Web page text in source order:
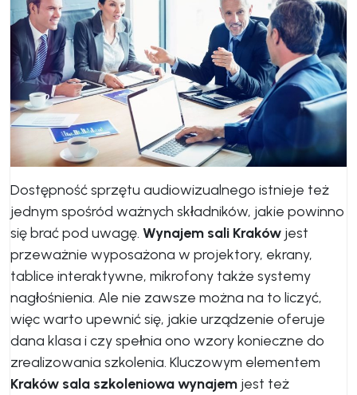
Dostępność sprzętu audiowizualnego istnieje też
jednym spośród ważnych składników, jakie powinno
się brać pod uwagę. Wynajem sali Kraków jest
przeważnie wyposażona w projektory, ekrany,
tablice interaktywne, mikrofony także systemy
nagłośnienia. Ale nie zawsze można na to liczyć,
więc warto upewnić się, jakie urządzenie oferuje
dana klasa i czy spełnia ono wzory konieczne do
zrealizowania szkolenia. Kluczowym elementem
Kraków sala szkoleniowa wynajem jest też